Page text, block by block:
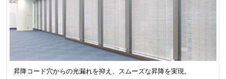
昇降コード穴からの光漏れを抑え、スムーズな昇降を実現。